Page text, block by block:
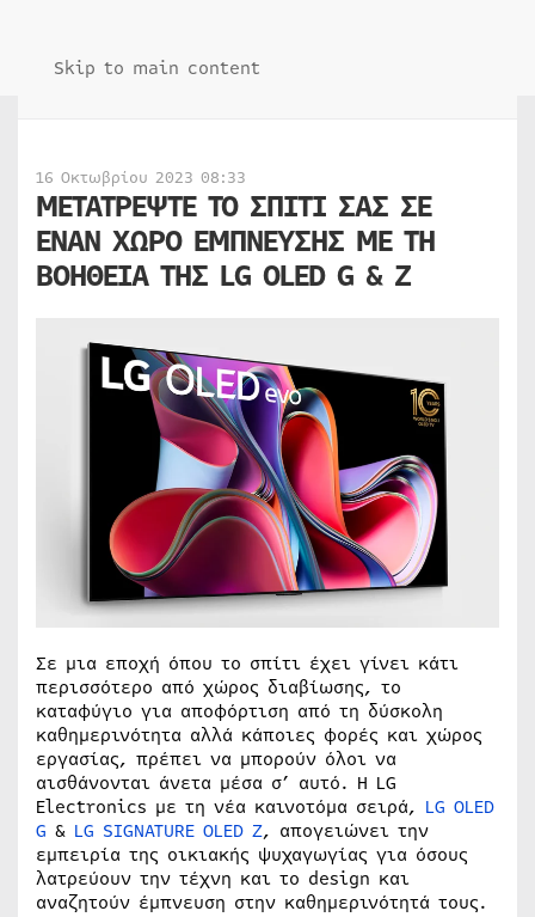
Skip to main content
16 Οκτωβρίου 2023 08:33
ΜΕΤΑΤΡΕΨΤΕ ΤΟ ΣΠΙΤΙ ΣΑΣ ΣΕ
ΕΝΑΝ ΧΩΡΟ ΕΜΠΝΕΥΣΗΣ ΜΕ ΤΗ
ΒΟΗΘΕΙΑ ΤΗΣ LG OLED G & Z
Σε μια εποχή όπου το σπίτι έχει γίνει κάτι
περισσότερο από χώρος διαβίωσης, το
καταφύγιο για αποφόρτιση από τη δύσκολη
καθημερινότητα αλλά κάποιες φορές και χώρος
εργασίας, πρέπει να μπορούν όλοι να
αισθάνονται άνετα μέσα σ’ αυτό. Η LG
Electronics με τη νέα καινοτόμα σειρά, LG OLED
G & LG SIGNATURE OLED Z, απογειώνει την
εμπειρία της οικιακής ψυχαγωγίας για όσους
λατρεύουν την τέχνη και το design και
αναζητούν έμπνευση στην καθημερινότητά τους.